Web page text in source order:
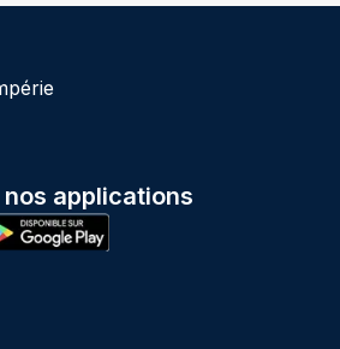
applications